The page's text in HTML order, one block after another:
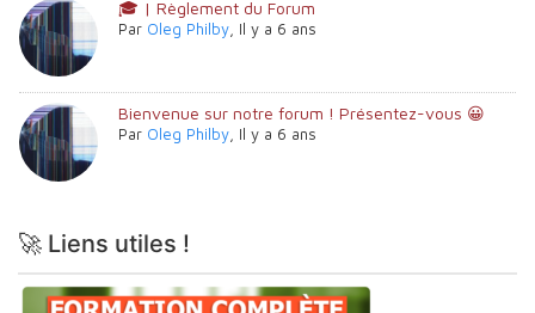
🎓 | Règlement du Forum
Par Oleg Philby Il y a 6 ans
Bienvenue sur notre forum ! Présentez-vous 😀
Par Oleg Philby Il y a 6 ans
🚀 Liens utiles !